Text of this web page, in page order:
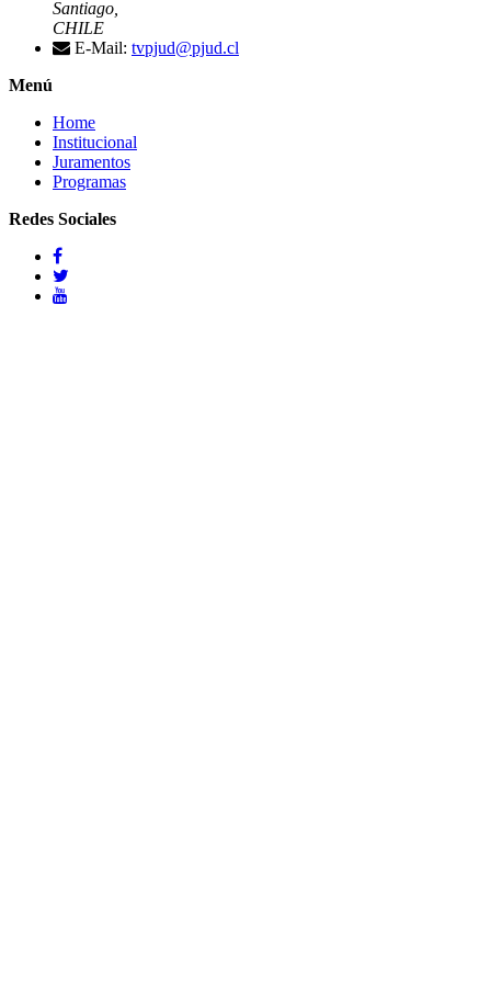
Santiago,
CHILE
E-Mail: tvpjud@pjud.cl
Menú
Home
Institucional
Juramentos
Programas
Redes Sociales